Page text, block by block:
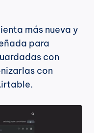
más nueva y
para
con
con